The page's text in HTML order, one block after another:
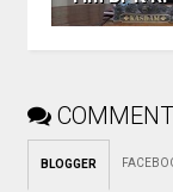
BLOGGER